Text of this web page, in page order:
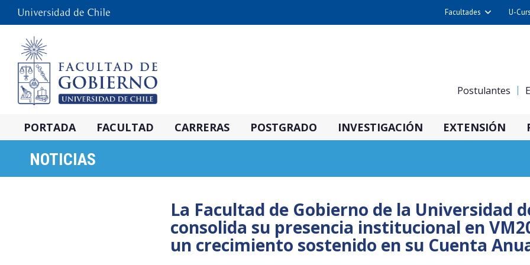
Facultades
Cs. Químicas y
Derecho
Nutrición y
Alimentos
U-
Postulantes
PORTADA FACULTAD CARRERAS POSTGRADO INVESTIGACIÓN EXTENSIÓN
NOTICIAS
La Facultad de Gobierno de la Universidad
consolida su presencia institucional en
un crecimiento sostenido en su Cuenta